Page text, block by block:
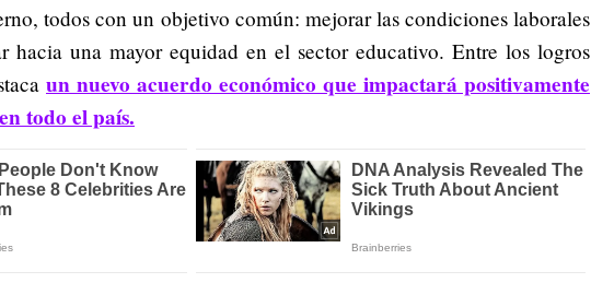
todos con un objetivo común: mejorar las condiciones laborales
hacia una mayor equidad en el sector educativo. Entre los logros
un nuevo acuerdo económico que impactará positivamente
todo el país.